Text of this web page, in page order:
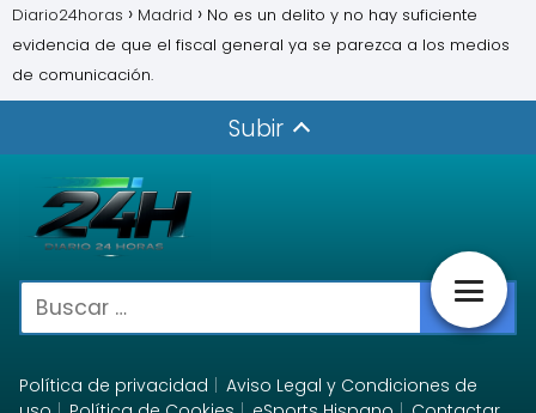
Diario24horas Madrid
No es un delito y no hay suficiente
evidencia de que el fiscal general ya se parezca a los medios
de comunicación.
Subir
Política de privacidad
Aviso Legal y Condiciones de